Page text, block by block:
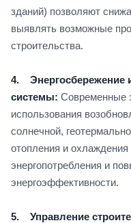
зданий) позволяют
выявлять возможные
строительства.
4. Энергосбережение
системы: Современные
использования
солнечной,
отопления и
энергопотребления и
энергоэффективности.
5. Управление